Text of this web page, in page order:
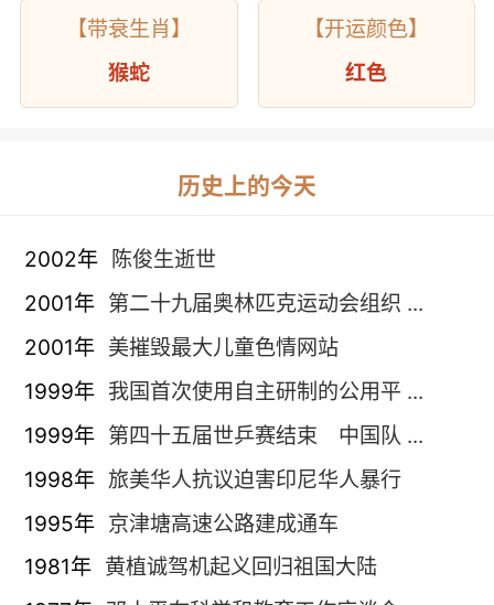
【带衰生肖】
猴蛇
【开运颜色】
红色
历史上的今天
2002年 陈俊生逝世
2001年 第二十九届奥林匹克运动会组织 ...
2001年 美摧毁最大儿童色情网站
1999年 我国首次使用自主研制的公用平 ...
1999年 第四十五届世乒赛结束 中国队 ...
1998年 旅美华人抗议迫害印尼华人暴行
1995年 京津塘高速公路建成通车
1981年 黄植诚驾机起义回归祖国大陆